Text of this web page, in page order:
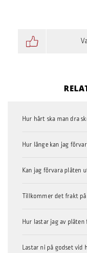
Hur hårt ska man dra
Hur länge kan jag
Kan jag förvara plåten
Tillkommer det frakt
Hur lastar jag av plåten
Lastar ni på godset vid